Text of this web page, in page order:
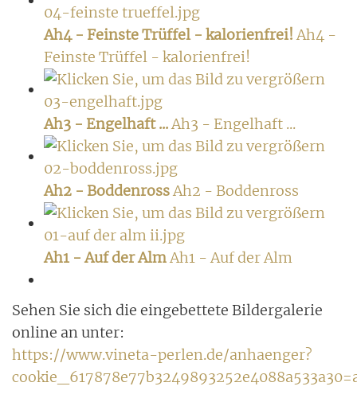
Ah4 - Feinste Trüffel - kalorienfrei! Ah4 -
Feinste Trüffel - kalorienfrei!
Ah3 - Engelhaft ...Ah3 - Engelhaft ...
Ah2 - BoddenrossAh2 - Boddenross
Ah1 - Auf der AlmAh1 - Auf der Alm
Sehen Sie sich die eingebettete Bildergalerie
online an unter:
https://www.vineta-perlen.de/anhaenger?